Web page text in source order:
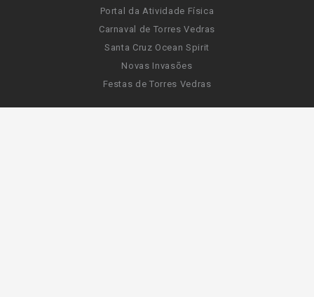
Portal da Atividade Física
Carnaval de Torres Vedras
Santa Cruz Ocean Spirit
Novas Invasões
Festas de Torres Vedras